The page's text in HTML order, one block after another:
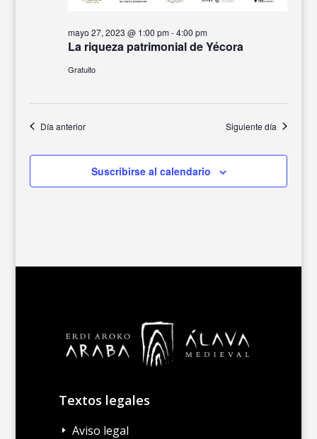
La riqueza patrimonial de Yécora
mayo 27, 2023 @ 1:00 pm-4:00 pm
Gratuito
Día anterior Siguiente día
Suscribirse al calendario
Textos legales
E Aviso legal